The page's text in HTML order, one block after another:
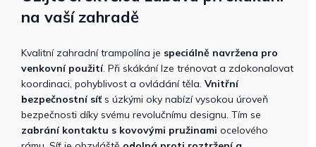
na vaší zahradě
Kvalitní zahradní trampolína je speciálně navržena pro
venkovní použití. Při skákání lze trénovat a zdokonalovat
koordinaci, pohyblivost a ovládání těla. Vnitřní
bezpečnostní síť s úzkými oky nabízí vysokou úroveň
bezpečnosti díky svému revolučnímu designu. Tím se
zabrání kontaktu s kovovými pružinami ocelového